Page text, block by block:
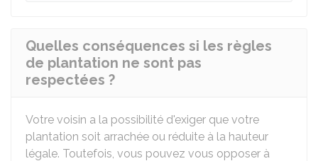
Quelles conséquences si les règles
de plantation ne sont pas
respectées ?
Votre voisin a la possibilité d'exiger que votre
plantation soit arrachée ou réduite à la hauteur
légale. Toutefois, vous pouvez vous opposer à